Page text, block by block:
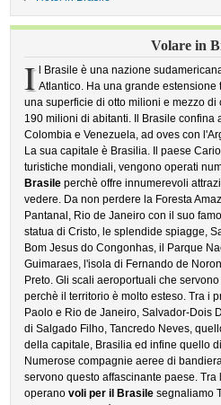
Volare in
I
l Brasile è una nazione
Atlantico. Ha una grande estensione
una superficie di otto milioni e mezzo
190 milioni di abitanti. Il Brasile confina
Colombia e Venezuela, ad oves con
La sua capitale è Brasilia. Il paese
turistiche mondiali, vengono operati
Brasile perchè offre innumerevoli
vedere. Da non perdere la Foresta
Pantanal, Rio de Janeiro con il suo
statua di Cristo, le splendide spiagge,
Bom Jesus do Congonhas, il Parque
Guimaraes, l'isola di Fernando de
Preto. Gli scali aeroportuali che
perchè il territorio è molto esteso. Tra i
Paolo e Rio de Janeiro, Salvador-Dois
di Salgado Filho, Tancredo Neves,
della capitale, Brasilia ed infine quello
Numerose compagnie aeree di
servono questo affascinante paese. Tra
operanovoli per il Brasile segnaliamo